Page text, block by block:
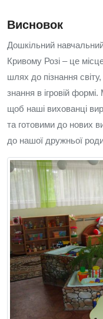
Висновок
Дошкільний
Кривому Розі – це
шлях до пізнання
знання в ігровій
щоб наші вихованці
та готовими до нових
до нашої дружньої